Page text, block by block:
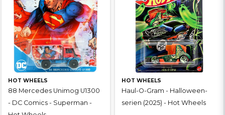
HOT WHEELS
88 Mercedes Unimog U1300
- DC Comics - Superman -
HOT WHEELS
Haul-O-Gram - Halloween-
serien (2025) - Hot Wheels